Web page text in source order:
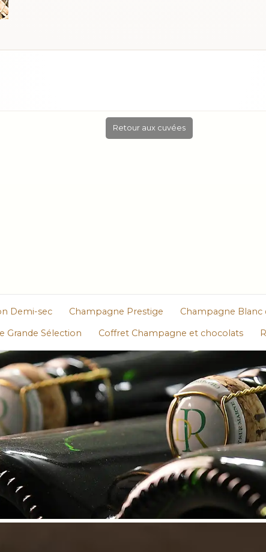
Retour aux cuvées
Demi-sec Champagne Prestige Champagne Blanc
Grande Sélection
Coffret Champagne et chocolats